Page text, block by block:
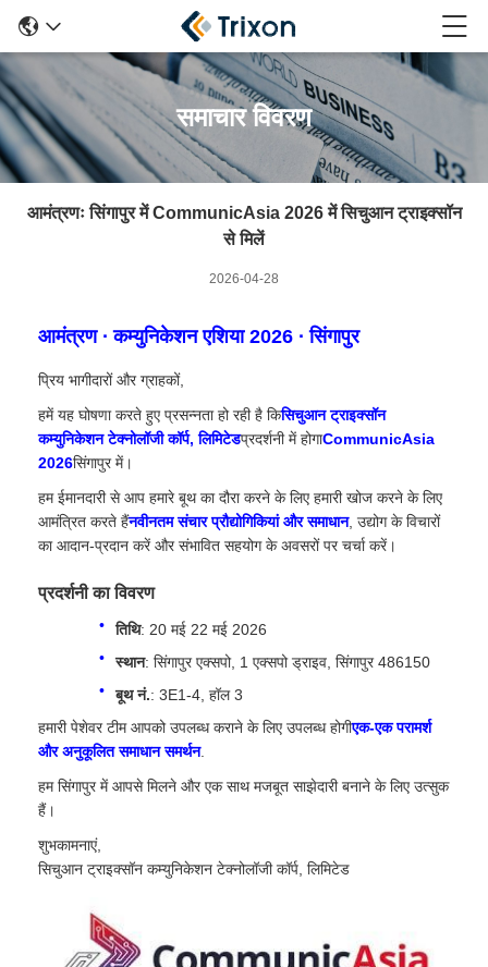
समाचार विवरण
आमंत्रणः सिंगापुर में CommunicAsia 2026 में सिचुआन ट्राइक्सॉन
से मिलें
2026-04-28
आमंत्रण ∙ कम्युनिकेशन एशिया 2026 ∙ सिंगापुर
प्रिय भागीदारों और ग्राहकों,
हमें यह घोषणा करते हुए प्रसन्नता हो रही है किसिचुआन ट्राइक्सॉन
कम्युनिकेशन टेक्नोलॉजी कॉर्प, लिमिटेडप्रदर्शनी में होगाCommunicAsia
2026सिंगापुर में।
हम ईमानदारी से आप हमारे बूथ का दौरा करने के लिए हमारी खोज करने के लिए
आमंत्रित करते हैंनवीनतम संचार प्रौद्योगिकियां और समाधान, उद्योग के विचारों
का आदान-प्रदान करें और संभावित सहयोग के अवसरों पर चर्चा करें।
प्रदर्शनी का विवरण
तिथि: 20 मई 22 मई 2026
स्थान: सिंगापुर एक्सपो, 1 एक्सपो ड्राइव, सिंगापुर 486150
बूथ नं.: 3E1-4, हॉल 3
हमारी पेशेवर टीम आपको उपलब्ध कराने के लिए उपलब्ध होगीएक-एक परामर्श
और अनुकूलित समाधान समर्थन.
हम सिंगापुर में आपसे मिलने और एक साथ मजबूत साझेदारी बनाने के लिए उत्सुक
हैं।
शुभकामनाएं,
सिचुआन ट्राइक्सॉन कम्युनिकेशन टेक्नोलॉजी कॉर्प, लिमिटेड